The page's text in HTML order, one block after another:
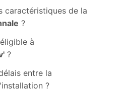
caractéristiques de la
?
à
?
entre la
?